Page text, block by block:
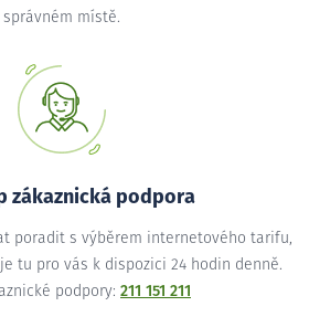
správném místě.
zákaznická podpora
poradit s výběrem internetového tarifu,
tu pro vás k dispozici 24 hodin denně.
podpory: 211 151 211